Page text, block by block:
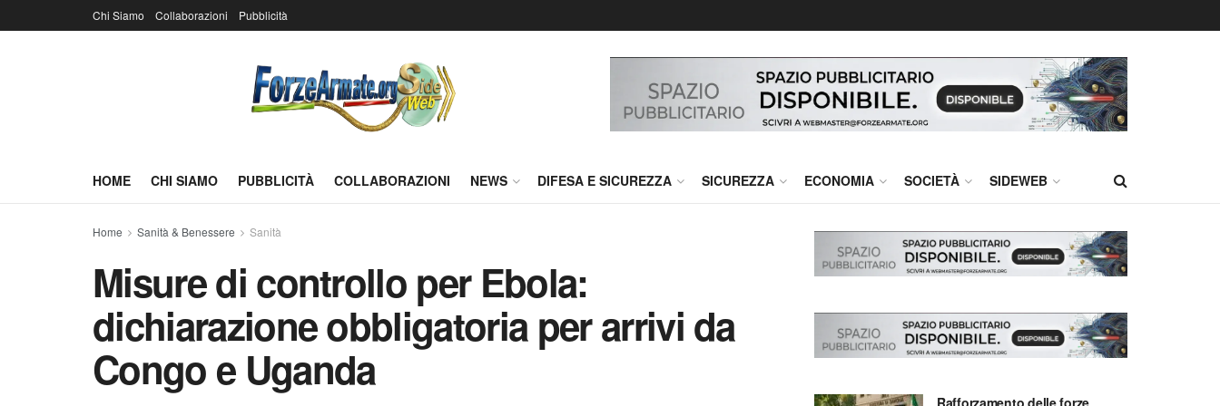
Chi Siamo Collaborazioni Pubblicità
HOME CHI SIAMO PUBBLICITÀ COLLABORAZIONI NEWS DIFESA E SICUREZZA SICUREZZA ECONOMIA SOCIETÀ SIDEWEB
Home Sanità & Benessere Sanità
Misure di controllo per Ebola:
dichiarazione obbligatoria per arrivi da
Congo e Uganda